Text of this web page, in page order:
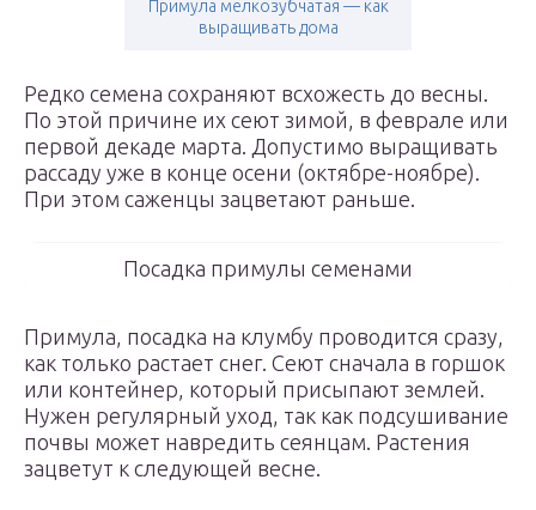
Примула мелкозубчатая — как
выращивать дома
Редко семена сохраняют всхожесть до весны.
По этой причине их сеют зимой, в феврале или
первой декаде марта. Допустимо выращивать
рассаду уже в конце осени (октябре-ноябре).
При этом саженцы зацветают раньше.
Посадка примулы семенами
Примула, посадка на клумбу проводится сразу,
как только растает снег. Сеют сначала в горшок
или контейнер, который присыпают землей.
Нужен регулярный уход, так как подсушивание
почвы может навредить сеянцам. Растения
зацветут к следующей весне.